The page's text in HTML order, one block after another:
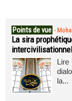
Points de vue -
La sira
Lire
la...